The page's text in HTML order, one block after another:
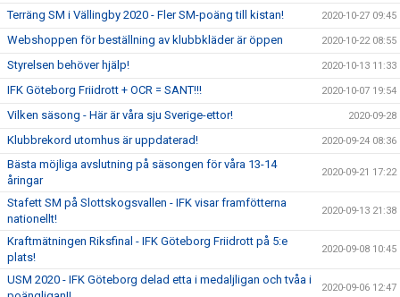
Terräng SM i Vällingby 2020 - Fler SM-poäng till kistan! 2020-10-27 09:45
Webshoppen för beställning av klubbkläder är öppen 2020-10-22 08:55
Styrelsen behöver hjälp! 2020-10-13 11:33
IFK Göteborg Friidrott + OCR = SANT!!! 2020-10-07 19:54
Vilken säsong - Här är våra sju Sverige-ettor! 2020-09-28
Klubbrekord utomhus är uppdaterad! 2020-09-24 08:36
Bästa möjliga avslutning på säsongen för våra 13-14
åringar
2020-09-21 17:22
Stafett SM på Slottskogsvallen - IFK visar framfötterna
nationellt!
2020-09-13 21:38
Kraftmätningen Riksfinal - IFK Göteborg Friidrott på 5:e
plats!
2020-09-08 10:45
USM 2020 - IFK Göteborg delad etta i medaljligan och tvåa i
2020-09-06 12:47